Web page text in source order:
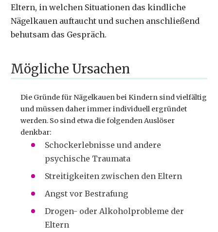
Eltern, in welchen Situationen das kindliche
Nägelkauen auftaucht und suchen anschließend
behutsam das Gespräch.
Mögliche Ursachen
Die Gründe für Nägelkauen bei Kindern sind vielfältig
und müssen daher immer individuell ergründet
werden. So sind etwa die folgenden Auslöser
denkbar:
Schockerlebnisse und andere
psychische Traumata
Streitigkeiten zwischen den Eltern
Angst vor Bestrafung
Drogen- oder Alkoholprobleme der
Eltern